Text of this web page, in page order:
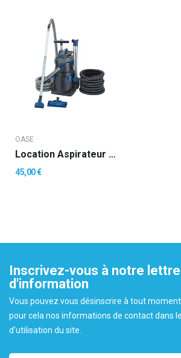
OASE
Location Aspirateur Pour Bassin PondoVac 5
45,00 €
Inscrivez-vous à notre lettre
d'information
Vous pouvez vous désinscrire à tout
pour cela nos informations de contact dans
d'utilisation du site.